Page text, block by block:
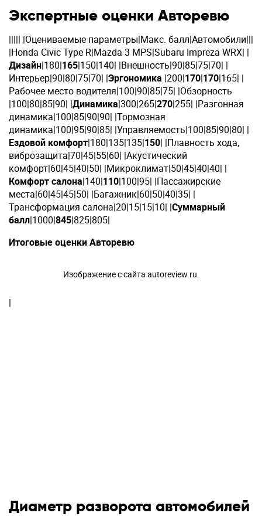
Экспертные оценки Авторевю
||||| |Оцениваемые параметры|Макс. балл|Автомобили|||
|Honda Civic Type R|Mazda 3 MPS|Subaru Impreza WRX| |
Дизайн|180|165|150|140| |Внешность|90|85|75|70| |
Интерьер|90|80|75|70| |Эргономика |200|170|170|165| |
Рабочее место водителя|100|90|85|75| |Обзорность
|100|80|85|90| |Динамика|300|265|270|255| |Разгонная
динамика|100|85|90|90| |Тормозная
динамика|100|95|90|85| |Управляемость|100|85|90|80| |
Ездовой комфорт|180|135|135|150| |Плавность хода,
виброзащита|70|45|55|60| |Акустический
комфорт|60|45|40|50| |Микроклимат|50|45|40|40| |
Комфорт салона|140|110|100|95| |Пассажирские
места|60|45|45|50| |Багажник|60|50|40|35| |
Трансформация салона|20|15|15|10| |Суммарный
балл|1000|845|825|805|
Итоговые оценки Авторевю
Изображение с сайта autoreview.ru.
|
Диаметр разворота автомобилей